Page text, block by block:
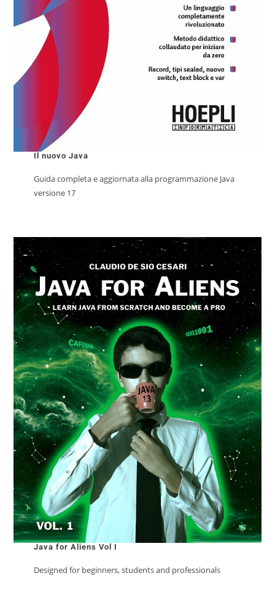
Il nuovo Java
Guida completa e aggiornata alla programmazione Java
versione 17
Java for Aliens Vol I
Designed for beginners, students and professionals